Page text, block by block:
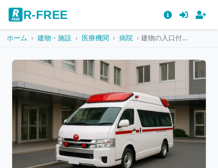
R-FREE
ホーム 建物・施設 医療機関 病院 建物の入口付近に待機する救急車